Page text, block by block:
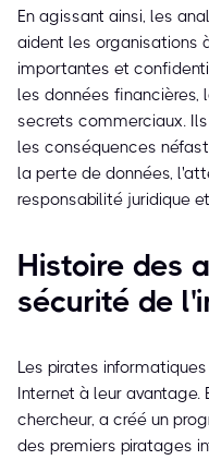
En agissant ainsi, les
aident les organisations
importantes et
les données
secrets commerciaux.
les conséquences
la perte de données,
responsabilité juridique
Histoire des
sécurité de
Les pirates
Internet à leur avantage.
chercheur, a créé un
des premiers piratages